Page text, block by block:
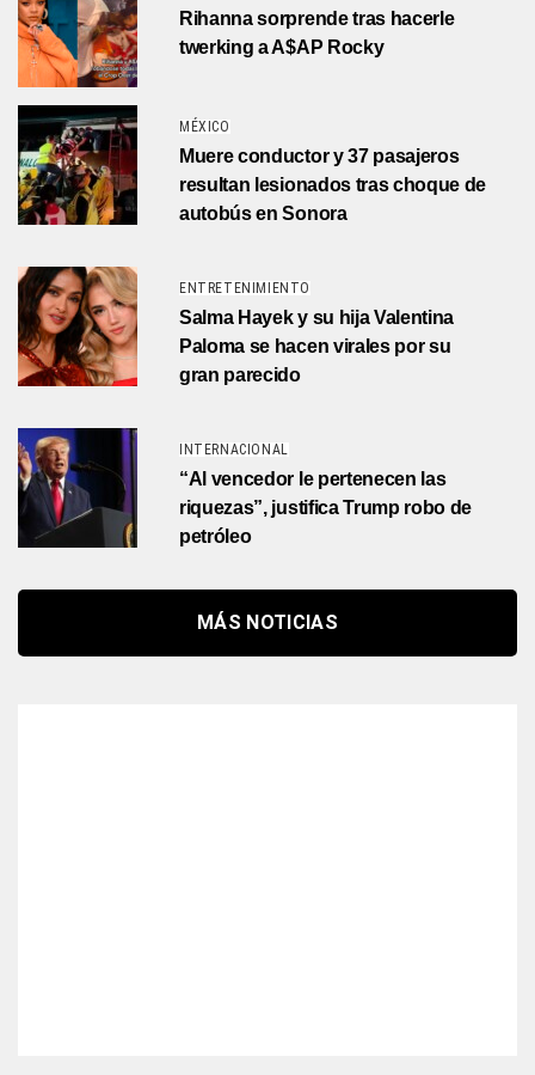
Rihanna sorprende tras hacerle
twerking a A$AP Rocky
MÉXICO
Muere conductor y 37 pasajeros
resultan lesionados tras choque de
autobús en Sonora
ENTRETENIMIENTO
Salma Hayek y su hija Valentina
Paloma se hacen virales por su
gran parecido
INTERNACIONAL
“Al vencedor le pertenecen las
riquezas”, justifica Trump robo de
petróleo
MÁS NOTICIAS